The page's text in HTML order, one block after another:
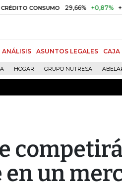
CONSUMO 29,66% +0,87% +3,02%
ANÁLISIS ASUNTOS LEGALES CAJA
HOGAR GRUPO NUTRESA
un